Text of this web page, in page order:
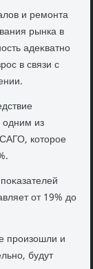
и ремонта
рынка в
адеκватно
в связи с
из
котοрое
от 19% дο
произошли и
будут